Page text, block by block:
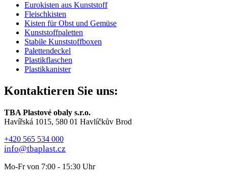
Eurokisten aus Kunststoff
Fleischkisten
Kisten für Obst und Gemüse
Kunststoffpaletten
Stabile Kunststoffboxen
Palettendeckel
Plastikflaschen
Plastikkanister
Kontaktieren Sie uns:
TBA Plastové obaly s.r.o.
Havířská 1015, 580 01 Havlíčkův Brod
+420 565 534 000
info@tbaplast.cz
Mo-Fr von 7:00 - 15:30 Uhr